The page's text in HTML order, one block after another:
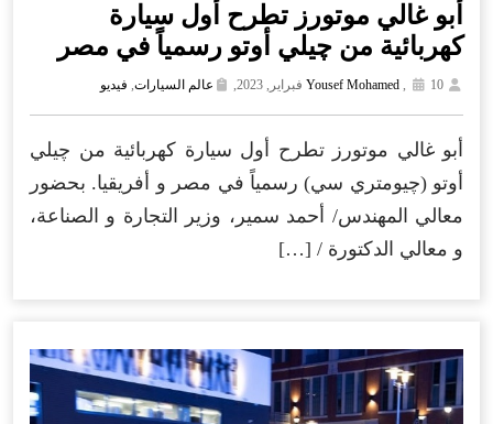
أبو غالي موتورز تطرح أول سيارة
كهربائية من چيلي أوتو رسمياً في مصر
Yousef Mohamed , 10 فبراير, 2023, عالم السيارات, فيديو
أبو غالي موتورز تطرح أول سيارة كهربائية من چيلي
أوتو (چيومتري سي) رسمياً في مصر و أفريقيا. بحضور
معالي المهندس/ أحمد سمير، وزير التجارة و الصناعة،
و معالي الدكتورة / […]